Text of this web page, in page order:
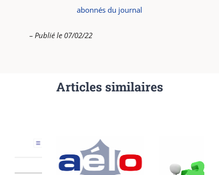
abonnés du journal
– Publié le 07/02/22
Articles similaires